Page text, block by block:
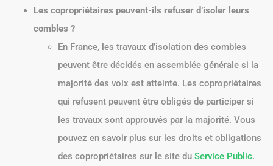
Les copropriétaires peuvent-ils refuser d’isoler leurs
combles ?
En France, les travaux d’isolation des combles
peuvent être décidés en assemblée générale si la
majorité des voix est atteinte. Les copropriétaires
qui refusent peuvent être obligés de participer si
les travaux sont approuvés par la majorité. Vous
pouvez en savoir plus sur les droits et obligations
des copropriétaires sur le site du Service Public.